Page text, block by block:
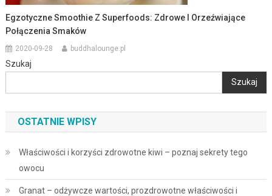
Egzotyczne Smoothie Z Superfoods: Zdrowe I Orzeźwiające
Połączenia Smaków
2020-09-28 buddhalounge.pl
Szukaj
Szukaj
OSTATNIE WPISY
Właściwości i korzyści zdrowotne kiwi – poznaj sekrety tego
owocu
Granat – odżywcze wartości, prozdrowotne właściwości i